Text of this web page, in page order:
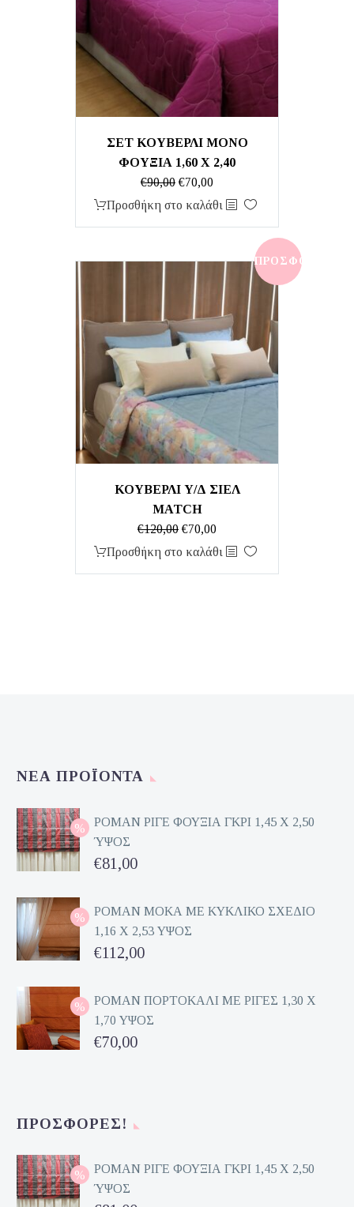
ΣΕΤ ΚΟΥΒΕΡΛΙ ΜΟΝΟ
ΦΟΥΞΙΑ 1,60 Χ 2,40
€90,00 Original
price
€70,00Η
τρέχουσα
€70,00.
Προσθήκη στο καλάθι
ΠΡΟΣΦΟΡΆ!
ΚΟΥΒΕΡΛΙ Υ/Δ ΣΙΕΛ
MATCH
€120,00 Original
price
€70,00Η
τρέχουσα
Προσθήκη στο καλάθι
ΝΈΑ ΠΡΟΪΌΝΤΑ
ΡΟΜΑΝ ΡΙΓΕ ΦΟΥΞΙΑ ΓΚΡΙ 1,45 Χ 2,50
ΎΨΟΣ
Original
was:
€162,00.
€81,00
τρέχουσα
τιμή
είναι:
ΡΟΜΑΝ ΜΟΚΑ ΜΕ ΚΥΚΛΙΚΟ ΣΧΕΔΙΟ
1,16 Χ 2,53 ΥΨΟΣ
Original
was:
€224,00.
€112,00
τρέχουσα
τιμή
είναι:
ΡΟΜΑΝ ΠΟΡΤΟΚΑΛΙ ΜΕ ΡΙΓΕΣ 1,30 Χ
1,70 ΥΨΟΣ
Original
€70,00
ΠΡΟΣΦΟΡΈΣ!
ΡΟΜΑΝ ΡΙΓΕ ΦΟΥΞΙΑ ΓΚΡΙ 1,45 Χ 2,50
ΎΨΟΣ